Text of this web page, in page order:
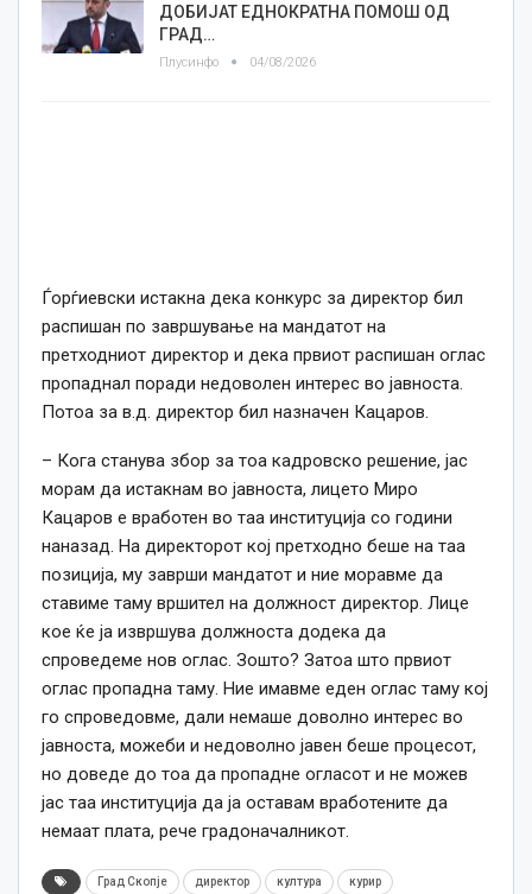
ДОБИЈАТ ЕДНОКРАТНА ПОМОШ ОД
ГРАД…
Плусинфо 04/08/2026
Ѓорѓиевски истакна дека конкурс за директор бил
распишан по завршување на мандатот на
претходниот директор и дека првиот распишан оглас
пропаднал поради недоволен интерес во јавноста.
Потоа за в.д. директор бил назначен Кацаров.
– Кога станува збор за тоа кадровско решение, јас
морам да истакнам во јавноста, лицето Миро
Кацаров е вработен во таа институција со години
наназад. На директорот кој претходно беше на таа
позиција, му заврши мандатот и ние моравме да
ставиме таму вршител на должност директор. Лице
кое ќе ја извршува должноста додека да
спроведеме нов оглас. Зошто? Затоа што првиот
оглас пропадна таму. Ние имавме еден оглас таму кој
го спроведовме, дали немаше доволно интерес во
јавноста, можеби и недоволно јавен беше процесот,
но доведе до тоа да пропадне огласот и не можев
јас таа институција да ја оставам вработените да
немаат плата, рече градоначалникот.
Град Скопје директор култура курир